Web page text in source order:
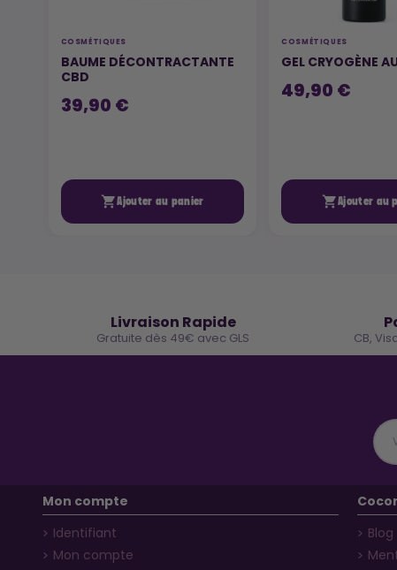
COSMÉTIQUES
BAUME DÉCONTRACTANTE
CBD
39,90 €
Ajouter au panier
COSMÉTIQUES
GEL CRYOGÈNE
49,90 €
Ajouter au
Livraison Rapide
Gratuite dès 49€ avec GLS CB,
Mon compte
Identifiant
Mon compte
Blog